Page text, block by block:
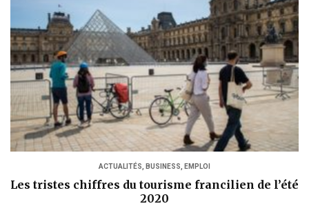
ACTUALITÉS BUSINESS EMPLOI
Les tristes chiffres du tourisme francilien de l’été
2020